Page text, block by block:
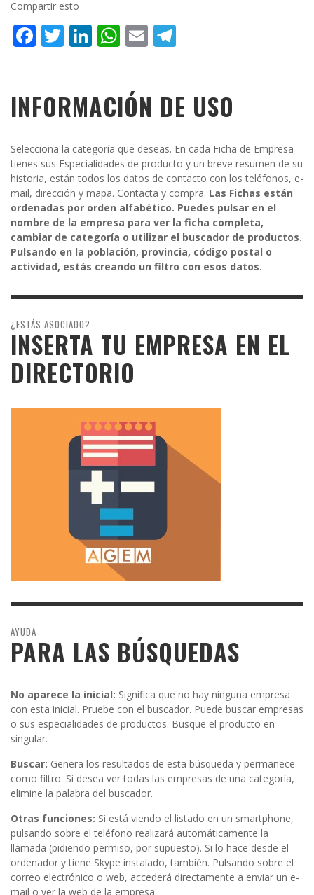
Compartir esto
Facebook
Twitter
LinkedIn
WhatsApp
Email
INFORMACIÓN DE USO
Selecciona la categoría que deseas. En cada Ficha de Empresa
tienes sus Especialidades de producto y un breve resumen de su
historia, están todos los datos de contacto con los teléfonos, e-
mail, dirección y mapa. Contacta y compra. Las Fichas están
ordenadas por orden alfabético. Puedes pulsar en el
nombre de la empresa para ver la ficha completa,
cambiar de categoría o utilizar el buscador de productos.
Pulsando en la población, provincia, código postal o
actividad, estás creando un filtro con esos datos.
¿ESTÁS ASOCIADO?
INSERTA TU EMPRESA EN EL
DIRECTORIO
AYUDA
PARA LAS BÚSQUEDAS
No aparece la inicial: Significa que no hay ninguna empresa
con esta inicial. Pruebe con el buscador. Puede buscar empresas
o sus especialidades de productos. Busque el producto en
singular.
Buscar: Genera los resultados de esta búsqueda y permanece
como filtro. Si desea ver todas las empresas de una categoría,
elimine la palabra del buscador.
Otras funciones: Si está viendo el listado en un smartphone,
pulsando sobre el teléfono realizará automáticamente la
llamada (pidiendo permiso, por supuesto). Si lo hace desde el
ordenador y tiene Skype instalado, también. Pulsando sobre el
correo electrónico o web, accederá directamente a enviar un e-
mail o ver la web de la empresa.